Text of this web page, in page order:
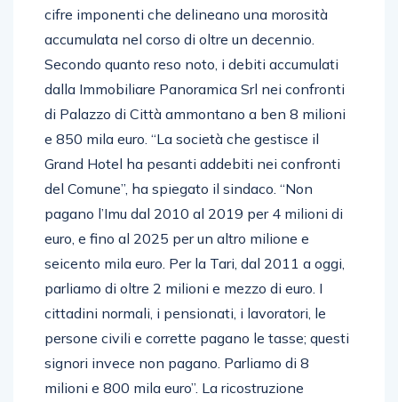
cifre imponenti che delineano una morosità
accumulata nel corso di oltre un decennio.
Secondo quanto reso noto, i debiti accumulati
dalla Immobiliare Panoramica Srl nei confronti
di Palazzo di Città ammontano a ben 8 milioni
e 850 mila euro. “La società che gestisce il
Grand Hotel ha pesanti addebiti nei confronti
del Comune”, ha spiegato il sindaco. “Non
pagano l’Imu dal 2010 al 2019 per 4 milioni di
euro, e fino al 2025 per un altro milione e
seicento mila euro. Per la Tari, dal 2011 a oggi,
parliamo di oltre 2 milioni e mezzo di euro. I
cittadini normali, i pensionati, i lavoratori, le
persone civili e corrette pagano le tasse; questi
signori invece non pagano. Parliamo di 8
milioni e 800 mila euro”. La ricostruzione